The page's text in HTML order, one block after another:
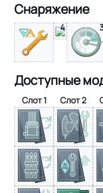
Снаряжение
4
Доступные
Слот 1 Слот 2